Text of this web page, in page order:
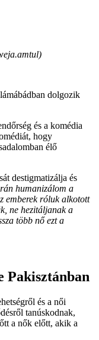
dolgozik
és a komédia
hogy
élő
destigmatizálja és
humanizálom a
emberek róluk alkotott
ne hezitáljanak a
több nő ezt a
Pakisztánban
és a női
tanúskodnak,
a nők előtt, akik a